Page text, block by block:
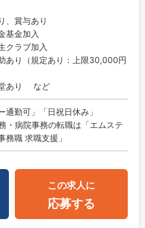
、賞与あり
基金加入
クラブ加入
あり（規定あり：上限30,000円
堂あり など
通勤可」「日祝日休み」
・病院事務の転職は「エムステ
務職 求職支援」
この求人に
応募する